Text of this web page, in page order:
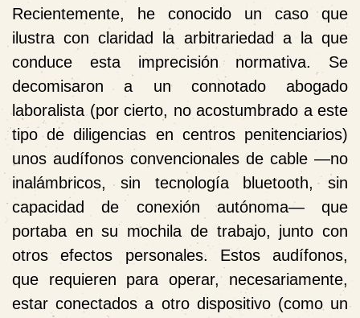
Recientemente, he conocido un caso que
ilustra con claridad la arbitrariedad a la que
conduce esta imprecisión normativa. Se
decomisaron a un connotado abogado
laboralista (por cierto, no acostumbrado a este
tipo de diligencias en centros penitenciarios)
unos audífonos convencionales de cable —no
inalámbricos, sin tecnología bluetooth, sin
capacidad de conexión autónoma— que
portaba en su mochila de trabajo, junto con
otros efectos personales. Estos audífonos,
que requieren para operar, necesariamente,
estar conectados a otro dispositivo (como un